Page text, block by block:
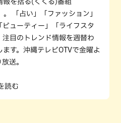
報を括る(くくる)番組
。 「占い」「ファッション」
ビューティー」「ライフスタ
注目のトレンド情報を週替わ
ます。沖縄テレビOTVで金曜よ
送。
読む